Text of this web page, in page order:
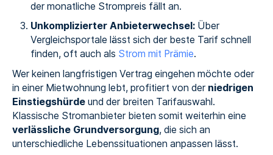
der monatliche Strompreis fällt an.
Unkomplizierter Anbieterwechsel:Über
Vergleichsportale lässt sich der beste Tarif schnell
finden, oft auch als Strom mit Prämie.
Wer keinen langfristigen Vertrag eingehen möchte oder
in einer Mietwohnung lebt, profitiert von der niedrigen
Einstiegshürdeund der breiten Tarifauswahl.
Klassische Stromanbieter bieten somit weiterhin eine
verlässliche Grundversorgung, die sich an
unterschiedliche Lebenssituationen anpassen lässt.